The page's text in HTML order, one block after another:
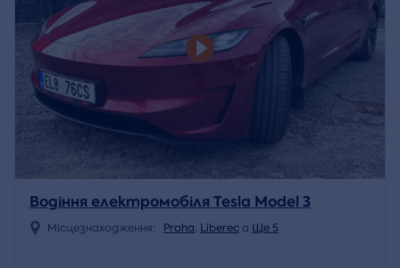
Водіння електромобіля Tesla Model 3
Місцезнаходження: Praha, Liberec a Ще 5